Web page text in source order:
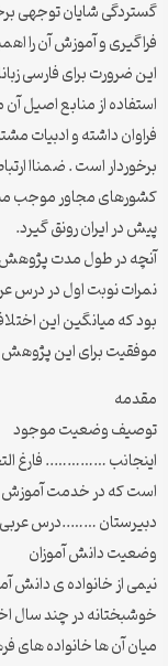
گستردگی شایان توجهی
فراگیری و آموزش آن را
این ضرورت برای فارسی
استفاده از منابع اصیل آن
فراوان داشته و ادبیات
برخوردار است . ضمناا
كشورهای مجاور موجب
پیش در ایران رونق گیرد.
آنچه در طول مدت پژوهش
نمرات نوبت اول در درس
موفقیت برای این
مقدمه
توصیف وضعیت موجود
اینجانب ………….. فارغ
دبیرستان ……..درس عربی
وضعیت دانش آموزان
نیمی از خانواده ی دانش
خوشبختانه در چند سال
میان آن ها خانواده های